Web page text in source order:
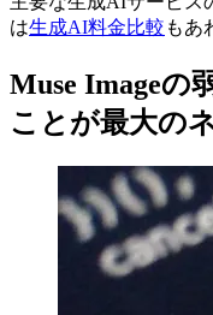
は生成AI料金比較 もあ
Muse Imageの
ことが最大の